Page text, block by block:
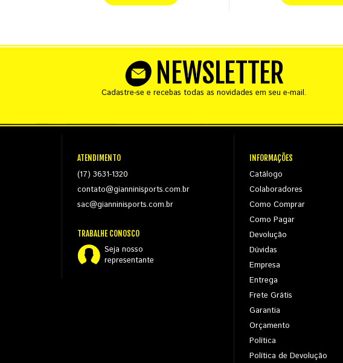
NEWSLETTER
Cadastre-se e recebas todas as novidades em seu e-mail.
ATENDIMENTO
(17) 3631-1320
contato@gianninisports.com.br
sac@gianninisports.com.br
TRABALHE CONOSCO
Seja nosso
representante
INFORMAÇÕES
Catálogo
Colaboradores
Como Comprar
Como Pagar
Devolução
Dúvidas
Empresa
Entrega
Frete Grátis
Garantia
Orçamento
Política
Política de Devolução